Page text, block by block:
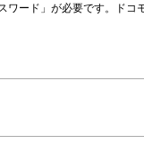
ワード」が必要です。ドコ